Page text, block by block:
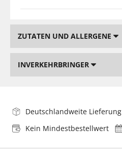
ZUTATEN UND ALLERGENE
INVERKEHRBRINGER
Deutschlandweite Lieferung
Kein Mindestbestellwert